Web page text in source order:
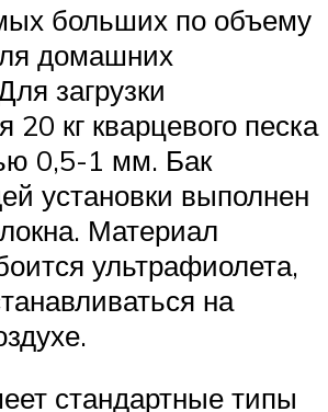
больших по объему
домашних
загрузки
20 кг кварцевого песка
0,5-1 мм. Бак
установки выполнен
Материал
ультрафиолета,
на
стандартные типы